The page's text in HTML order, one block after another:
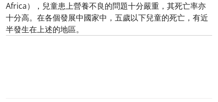
Africa），兒童患上營養不良的問題十分嚴重，其死亡率亦
十分高。在各個發展中國家中，五歲以下兒童的死亡，有近
半發生在上述的地區。